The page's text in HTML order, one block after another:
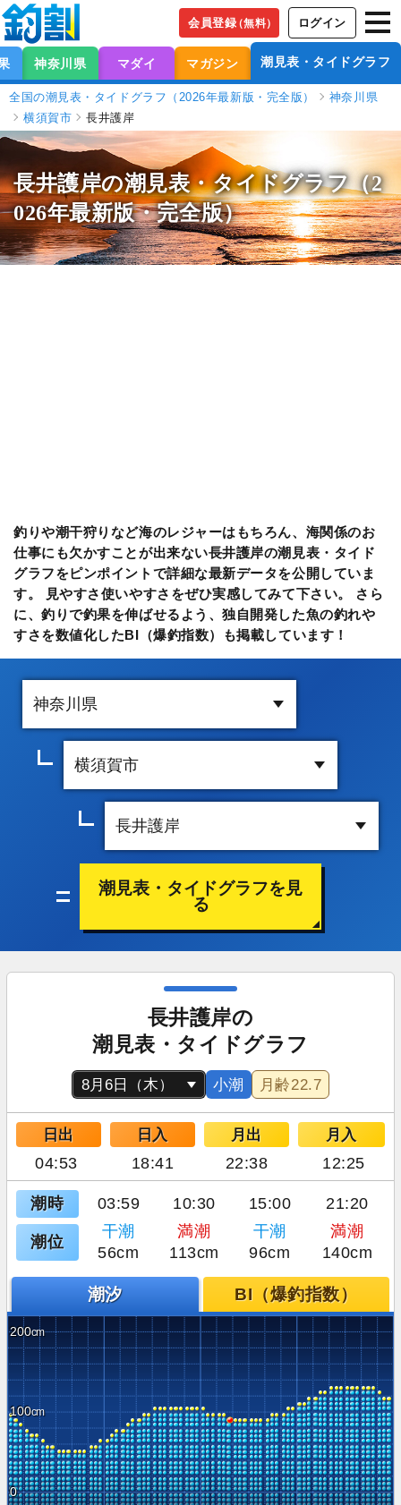
会員登録（無料） ログイン
神奈川県 マダイ マガジン 潮見表・タイドグラフ
全国の潮見表・タイドグラフ（2026年最新版・完全版）
神奈川県
横須賀市
長井護岸
長井護岸の潮見表・タイドグラフ（2
026年最新版・完全版）
釣りや潮干狩りなど海のレジャーはもちろん、海関係のお
仕事にも欠かすことが出来ない長井護岸の潮見表・タイド
グラフをピンポイントで詳細な最新データを公開していま
す。 見やすさ使いやすさをぜひ実感してみて下さい。 さら
に、釣りで釣果を伸ばせるよう、独自開発した魚の釣れや
すさを数値化したBI（爆釣指数）も掲載しています！
潮見表・タイドグラフを見
る
長井護岸の
潮見表・タイドグラフ
小潮 月齢22.7
日出 日入 月出 月入
04:53 18:41 22:38 12:25
潮時 03:59 10:30 15:00 21:20
潮位
干潮 満潮 干潮
満潮
56cm
113cm 96cm 140cm
潮汐 BI（爆釣指数）
200
100
0